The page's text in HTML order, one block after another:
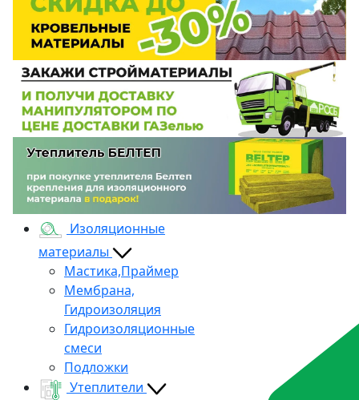
Изоляционные
материалы
Мастика,Праймер
Мембрана,
Гидроизоляция
Гидроизоляционные
смеси
Подложки
Утеплители